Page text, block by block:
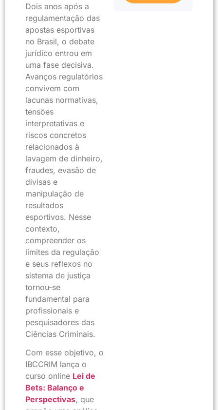
Dois anos após a
regulamentação das
apostas esportivas
no Brasil, o debate
jurídico entrou em
uma fase decisiva.
Avanços regulatórios
convivem com
lacunas normativas,
tensões
interpretativas e
riscos concretos
relacionados à
lavagem de dinheiro,
fraudes, evasão de
divisas e
manipulação de
resultados
esportivos. Nesse
contexto,
compreender os
limites da regulação
e seus reflexos no
sistema de justiça
tornou-se
fundamental para
profissionais e
pesquisadores das
Ciências Criminais.
Com esse objetivo, o
IBCCRIM lança o
curso online Lei de
Bets: Balanço e
Perspectivas, que